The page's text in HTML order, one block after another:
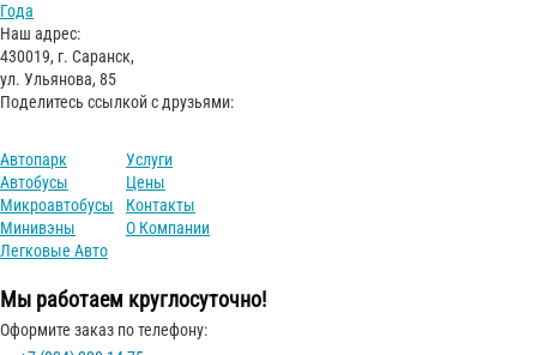
Года
Наш адрес:
430019, г. Саранск,
ул. Ульянова, 85
Поделитесь ссылкой с друзьями:
Автопарк
Автобусы
Микроавтобусы
Минивэны
Легковые Авто
Услуги
Цены
Контакты
О Компании
Мы работаем круглосуточно!
Оформите заказ по телефону: